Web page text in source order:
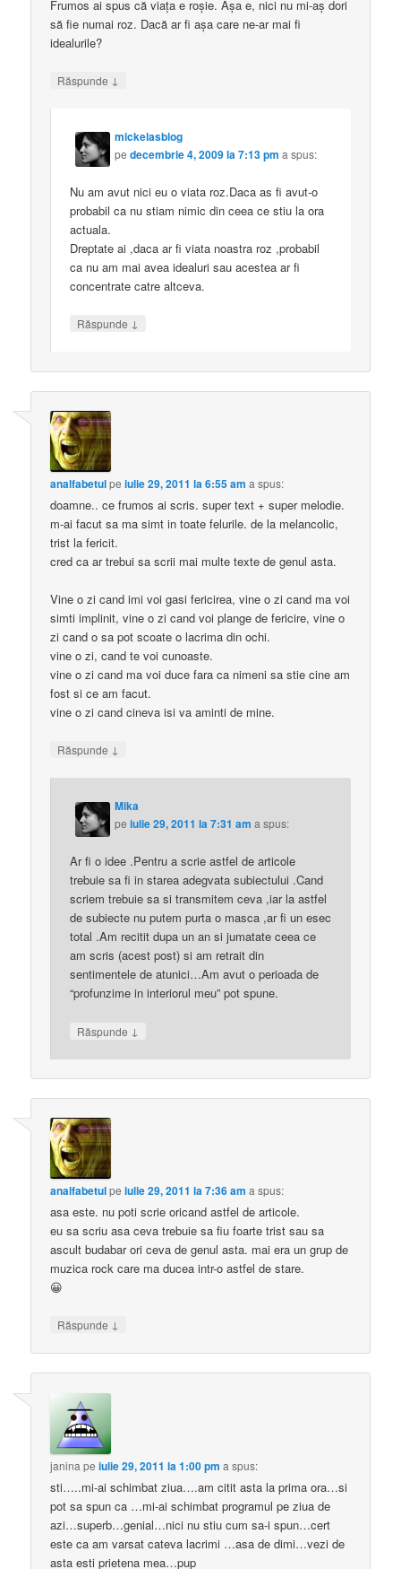
Frumos ai spus că viaţa e roşie. Aşa e, nici nu mi-aş dori
să fie numai roz. Dacă ar fi aşa care ne-ar mai fi
idealurile?
Răspunde ↓
mickelasblog
pedecembrie 4, 2009 la 7:13 pm a spus:
Nu am avut nici eu o viata roz.Daca as fi avut-o
probabil ca nu stiam nimic din ceea ce stiu la ora
actuala.
Dreptate ai ,daca ar fi viata noastra roz ,probabil
ca nu am mai avea idealuri sau acestea ar fi
concentrate catre altceva.
Răspunde ↓
analfabetulpeiulie 29, 2011 la 6:55 am a spus:
doamne.. ce frumos ai scris. super text + super melodie.
m-ai facut sa ma simt in toate felurile. de la melancolic,
trist la fericit.
cred ca ar trebui sa scrii mai multe texte de genul asta.
Vine o zi cand imi voi gasi fericirea, vine o zi cand ma voi
simti implinit, vine o zi cand voi plange de fericire, vine o
zi cand o sa pot scoate o lacrima din ochi.
vine o zi, cand te voi cunoaste.
vine o zi cand ma voi duce fara ca nimeni sa stie cine am
fost si ce am facut.
vine o zi cand cineva isi va aminti de mine.
Răspunde ↓
Mika
peiulie 29, 2011 la 7:31 am a spus:
Ar fi o idee .Pentru a scrie astfel de articole
trebuie sa fi in starea adegvata subiectului .Cand
scriem trebuie sa si transmitem ceva ,iar la astfel
de subiecte nu putem purta o masca ,ar fi un esec
total .Am recitit dupa un an si jumatate ceea ce
am scris (acest post) si am retrait din
sentimentele de atunici…Am avut o perioada de
“profunzime in interiorul meu” pot spune.
Răspunde ↓
analfabetulpeiulie 29, 2011 la 7:36 am a spus:
asa este. nu poti scrie oricand astfel de articole.
eu sa scriu asa ceva trebuie sa fiu foarte trist sau sa
ascult budabar ori ceva de genul asta. mai era un grup de
muzica rock care ma ducea intr-o astfel de stare.
😀
Răspunde ↓
janina peiulie 29, 2011 la 1:00 pm a spus:
sti…..mi-ai schimbat ziua….am citit asta la prima ora…si
pot sa spun ca …mi-ai schimbat programul pe ziua de
azi…superb…genial…nici nu stiu cum sa-i spun…cert
este ca am varsat cateva lacrimi …asa de dimi…vezi de
asta esti prietena mea…pup